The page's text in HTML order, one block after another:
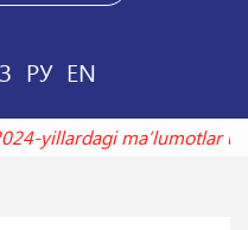
РУ EN
yillardagi maʼlumotlar